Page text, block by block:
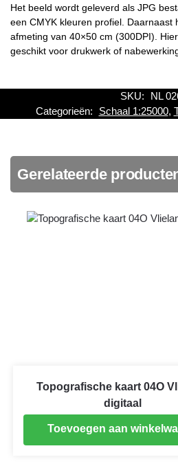
Het beeld wordt geleverd als JPG
een CMYK kleuren profiel. Daarnaast
afmeting van 40×50 cm (300DPI).
geschikt voor drukwerk of
SKU:
NL
Categorieën:
Schaal 1:25000,
Gerelateerde
Topografische kaart 04O
digitaal
Toevoegen aan